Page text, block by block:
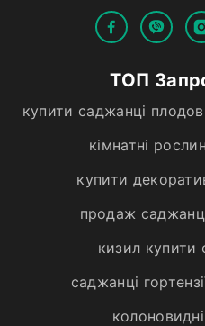
ТОП
купити саджанці
кімнатні
купити
продаж
кизил купити
саджанці